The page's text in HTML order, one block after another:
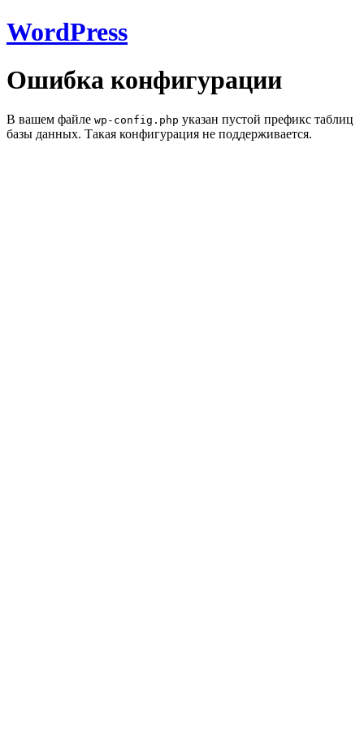
WordPress
Ошибка конфигурации
В вашем файле wp-config.php указан пустой префикс таблиц
базы данных. Такая конфигурация не поддерживается.